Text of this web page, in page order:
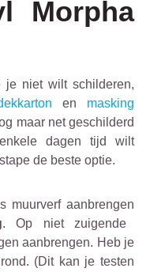
Morpha
je niet wilt schilderen,
en masking
maar net geschilderd
dagen tijd wilt
de beste optie.
muurverf aanbrengen
. Op niet zuigende
aanbrengen. Heb je
(Dit kan je testen